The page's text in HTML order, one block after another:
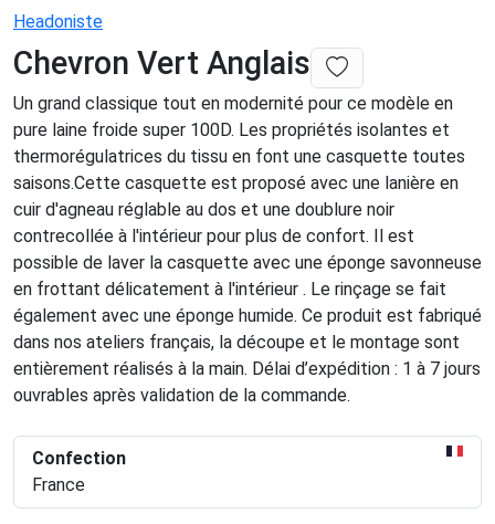
Headoniste
Chevron Vert Anglais
Un grand classique tout en modernité pour ce modèle en
pure laine froide super 100D. Les propriétés isolantes et
thermorégulatrices du tissu en font une casquette toutes
saisons.Cette casquette est proposé avec une lanière en
cuir d'agneau réglable au dos et une doublure noir
contrecollée à l'intérieur pour plus de confort. Il est
possible de laver la casquette avec une éponge savonneuse
en frottant délicatement à l'intérieur . Le rinçage se fait
également avec une éponge humide. Ce produit est fabriqué
dans nos ateliers français, la découpe et le montage sont
entièrement réalisés à la main. Délai d’expédition : 1 à 7 jours
ouvrables après validation de la commande.
Confection
France